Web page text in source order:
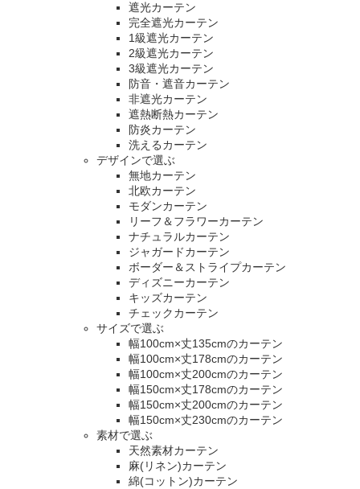
遮光カーテン
完全遮光カーテン
1級遮光カーテン
2級遮光カーテン
3級遮光カーテン
防音・遮音カーテン
非遮光カーテン
遮熱断熱カーテン
防炎カーテン
洗えるカーテン
デザインで選ぶ
無地カーテン
北欧カーテン
モダンカーテン
リーフ＆フラワーカーテン
ナチュラルカーテン
ジャガードカーテン
ボーダー＆ストライプカーテン
ディズニーカーテン
キッズカーテン
チェックカーテン
サイズで選ぶ
幅100cm×丈135cmのカーテン
幅100cm×丈178cmのカーテン
幅100cm×丈200cmのカーテン
幅150cm×丈178cmのカーテン
幅150cm×丈200cmのカーテン
幅150cm×丈230cmのカーテン
素材で選ぶ
天然素材カーテン
麻(リネン)カーテン
綿(コットン)カーテン